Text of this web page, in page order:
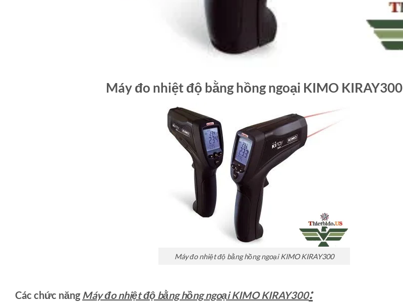
Máy đo nhiệt độ bằng hồng ngoại KIMO KIRAY300
Máy đo nhiệt độ bằng hồng ngoại KIMO KIRAY300
Các chức năng Máy đo nhiệt độ bằng hồng ngoại KIMO KIRAY300: